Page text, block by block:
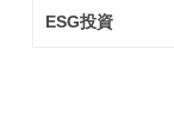
ESG投資